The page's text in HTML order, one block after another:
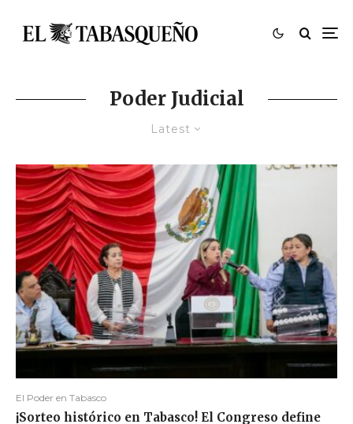
Poder Judicial
Latest
El Poder en Tabasco
¡Sorteo histórico en Tabasco! El Congreso define